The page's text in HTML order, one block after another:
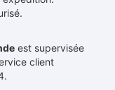
est supervisée
client